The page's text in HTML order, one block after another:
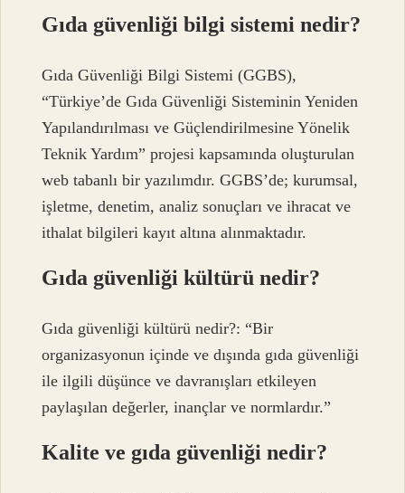
Gıda güvenliği bilgi sistemi nedir?
Gıda Güvenliği Bilgi Sistemi (GGBS),
“Türkiye’de Gıda Güvenliği Sisteminin Yeniden
Yapılandırılması ve Güçlendirilmesine Yönelik
Teknik Yardım” projesi kapsamında oluşturulan
web tabanlı bir yazılımdır. GGBS’de; kurumsal,
işletme, denetim, analiz sonuçları ve ihracat ve
ithalat bilgileri kayıt altına alınmaktadır.
Gıda güvenliği kültürü nedir?
Gıda güvenliği kültürü nedir?: “Bir
organizasyonun içinde ve dışında gıda güvenliği
ile ilgili düşünce ve davranışları etkileyen
paylaşılan değerler, inançlar ve normlardır.”
Kalite ve gıda güvenliği nedir?